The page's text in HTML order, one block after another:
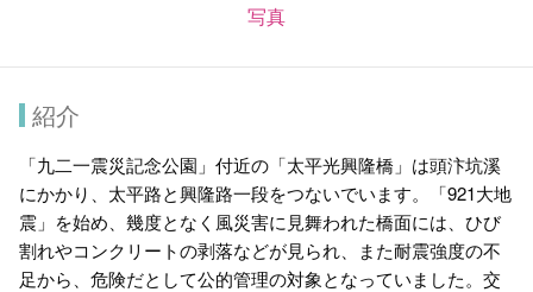
写真
紹介
「九二一震災記念公園」付近の「太平光興隆橋」は頭汴坑溪
にかかり、太平路と興隆路一段をつないでいます。「921大地
震」を始め、幾度となく風災害に見舞われた橋面には、ひび
割れやコンクリートの剥落などが見られ、また耐震強度の不
足から、危険だとして公的管理の対象となっていました。交